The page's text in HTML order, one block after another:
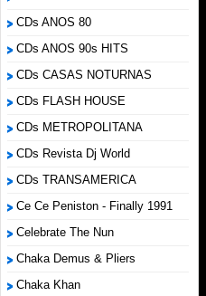
CDs ANOS 80
CDs ANOS 90s HITS
CDs CASAS NOTURNAS
CDs FLASH HOUSE
CDs METROPOLITANA
CDs Revista Dj World
CDs TRANSAMERICA
Ce Ce Peniston - Finally 1991
Celebrate The Nun
Chaka Demus & Pliers
Chaka Khan